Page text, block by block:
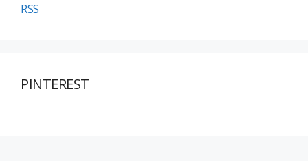
RSS
PINTEREST